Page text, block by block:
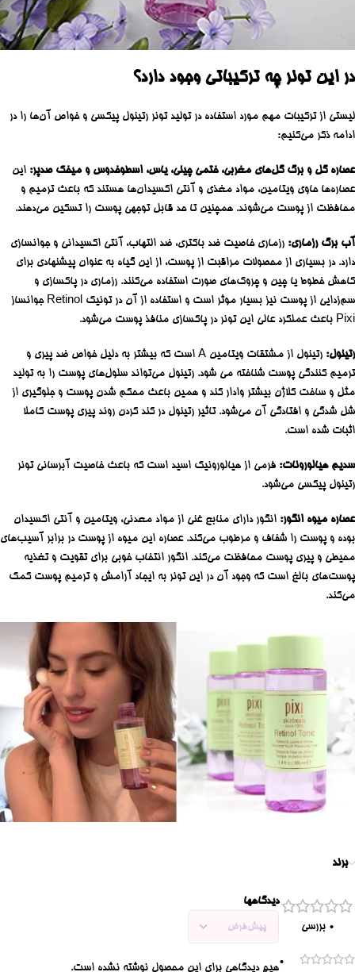
در این تونر چه ترکیباتی وجود دارد؟
لیستی از ترکیبات مهم مورد استفاده در تولید تونر رتینول پیکسی و خواص آن‌ها را در
ادامه ذکر می‌کنیم:
عصاره گل و برگ گل‌های مغربی، ختمی چینی، یاس، اسطوخدوس و میخک صدپر: این
عصاره‌ها حاوی ویتامین، مواد مغذی و آنتی اکسیدان‌ها هستند که باعث ترمیم و
محافظت از پوست می‌شوند. همچنین تا حد قابل توجهی پوست را تسکین می‌دهند.
آب برگ رزماری: رزماری خاصیت ضد باکتری، ضد التهاب، آنتی اکسیدانی و جوانسازی
دارد. در بسیاری از محصولات مراقبت از پوست، از این گیاه به عنوان پیشنهادی برای
کاهش خطوط یا چین و چروک‌های صورت استفاده می‌کنند. رزماری در پاکسازی و
سم‌زدایی از پوست نیز بسیار موثر است و استفاده از آن در تونیک Retinol جوانساز
Pixi باعث عملکرد عالی این تونر در پاکسازی منافذ پوست می‌شود.
رتینول:
رتینول از مشتقات ویتامین A است که بیشتر به دلیل خواص ضد پیری و
ترمیم کنندگی پوست شناخته می شود. رتینول می‌تواند سلول‌های پوست را به تولید
مثل و ساخت کلاژن بیشتر وادار کند و همین باعث محکم شدن پوست و جلوگیری از
شل شدگی و افتادگی آن می‌شود. تاثیر رتینول در کند کردن روند پیری پوست کاملا
اثبات شده است.
سدیم هیالورونات: فرمی از هیالورونیک اسید است که باعث خاصیت آبرسانی تونر
رتینول پیکسی می‌شود.
عصاره میوه انگور: انگور دارای منابع غنی از مواد معدنی، ویتامین و آنتی اکسیدان
بوده و پوست را شفاف و مرطوب می‌کند. عصاره این میوه از پوست در برابر آسیب‌های
محیطی و پیری پوست محافظت می‌کند. انگور انتخاب خوبی برای تقویت و تغذیه
پوست‌های بالغ است که وجود آن در این تونر به ایجاد آرامش و ترمیم پوست کمک
می‌کند.
برند
0 بررسی
0
دیدگاهها
هیچ دیدگاهی برای این محصول نوشته نشده است.